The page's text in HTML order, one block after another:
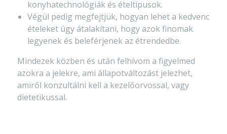
konyhatechnológiák és ételtípusok.
Végül pedig megfejtjük, hogyan lehet a kedvenc
ételeket úgy átalakítani, hogy azok finomak
legyenek és beleférjenek az étrendedbe.
Mindezek közben és után felhívom a figyelmed
azokra a jelekre, ami állapotváltozást jelezhet,
amiről konzultálni kell a kezelőorvossal, vagy
dietetikussal.